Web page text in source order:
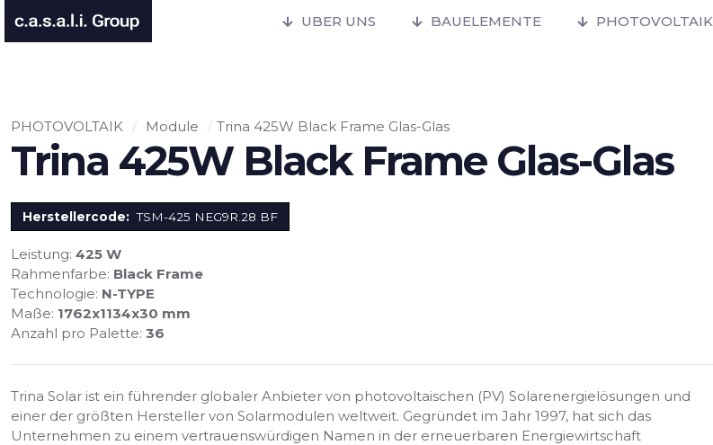
UBER UNS BAUELEMENTE PHOTOVOLTAIK
PHOTOVOLTAIK / Module / Trina 425W Black Frame Glas-Glas
Trina 425W Black Frame Glas-Glas
Herstellercode: TSM-425 NEG9R.28 BF
Leistung: 425 W
Rahmenfarbe: Black Frame
Technologie: N-TYPE
Maße: 1762x1134x30 mm
Anzahl pro Palette: 36
Trina Solar ist ein führender globaler Anbieter von photovoltaischen (PV) Solarenergielösungen und
einer der größten Hersteller von Solarmodulen weltweit. Gegründet im Jahr 1997, hat sich das
Unternehmen zu einem vertrauenswürdigen Namen in der erneuerbaren Energiewirtschaft